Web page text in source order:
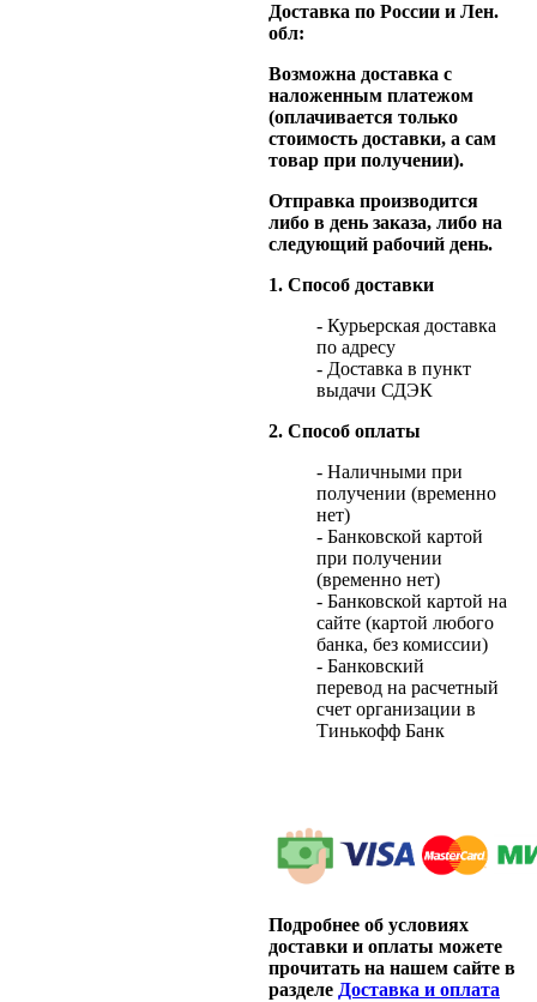
Доставка по России и Лен.
обл:
Возможна доставка с
наложенным платежом
(оплачивается только
стоимость доставки, а сам
товар при получении).
Отправка производится
либо в день заказа, либо на
следующий рабочий день.
1. Способ доставки
- Курьерская доставка
по адресу
- Доставка в пункт
выдачи СДЭК
2. Способ оплаты
- Наличными при
получении (временно
нет)
- Банковской картой
при получении
(временно нет)
- Банковской картой на
сайте (картой любого
банка, без комиссии)
- Банковский
перевод на расчетный
счет организации в
Тинькофф Банк
Подробнее об условиях
доставки и оплаты можете
прочитать на нашем сайте в
разделе Доставка и оплата